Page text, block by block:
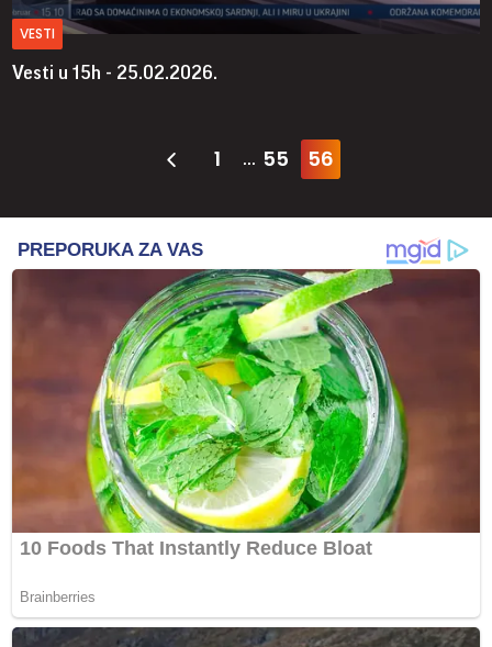
VESTI
Vesti u 15h - 25.02.2026.
1 ... 55 56